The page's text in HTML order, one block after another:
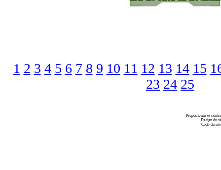
1 2 3 4 5 6 7 8 9 10 11 12 13 14 15
23 24 25
Propos tenus et
Design du
Code du